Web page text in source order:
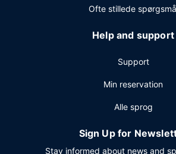
Ofte stillede
Help and support
Support
Min reservation
Alle sprog
Sign Up for
Stay informed about news and